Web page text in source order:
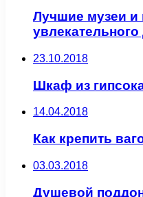
Лучшие музеи
увлекательного
23.10.2018
Шкаф из
14.04.2018
Как крепить
03.03.2018
Душевой